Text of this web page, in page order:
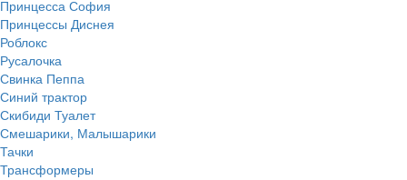
Принцесса София
Принцессы Диснея
Роблокс
Русалочка
Свинка Пеппа
Синий трактор
Скибиди Туалет
Смешарики, Малышарики
Тачки
Трансформеры